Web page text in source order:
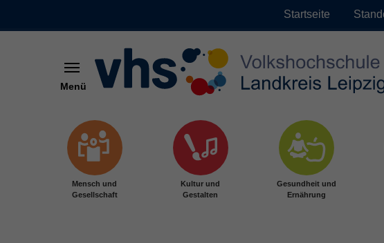
Startseite
Menü
Mensch und
Gesellschaft
Kultur und
Gestalten
Gesundheit und
Ernährung